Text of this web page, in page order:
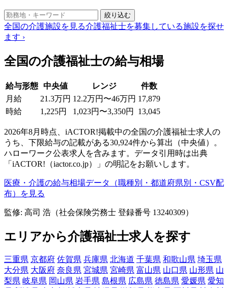
絞り込む
全国の介護施設を見る介護福祉士を募集している施設を探せ
ます ›
全国の介護福祉士の給与相場
給与形態 中央値 レンジ
件数
月給
21.3万円 12.2万円〜46万円 17,879
時給
1,225円 1,023円〜3,350円 13,045
2026年8月時点、iACTOR!掲載中の全国の介護福祉士求人の
うち、下限給与の記載がある30,924件から算出（中央値）。
ハローワーク公表求人を含みます。データ引用時は出典
「iACTOR!（iactor.co.jp）」の明記をお願いします。
医療・介護の給与相場データ（職種別・都道府県別・CSV配
布）を見る
監修: 高司 浩（社会保険労務士 登録番号 13240309）
エリアから介護福祉士求人を探す
三重県 京都府 佐賀県 兵庫県 北海道 千葉県 和歌山県 埼玉県
大分県 大阪府 奈良県 宮城県 宮崎県 富山県 山口県 山形県 山
梨県 岐阜県 岡山県 岩手県 島根県 広島県 徳島県 愛媛県 愛知